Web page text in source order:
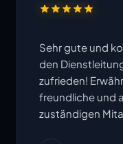
Sehr gute und
den
zufrieden!
freundliche und
zuständigen